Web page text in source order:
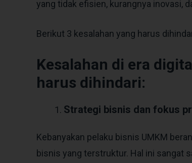
yang tidak efisien, kurangnya inovasi,
Berikut 3 kesalahan yang harus
Kesalahan di era
harus dihindari:
Strategi bisnis dan fokus
Kebanyakan pelaku bisnis UMKM
bisnis yang terstruktur. Hal ini sangat